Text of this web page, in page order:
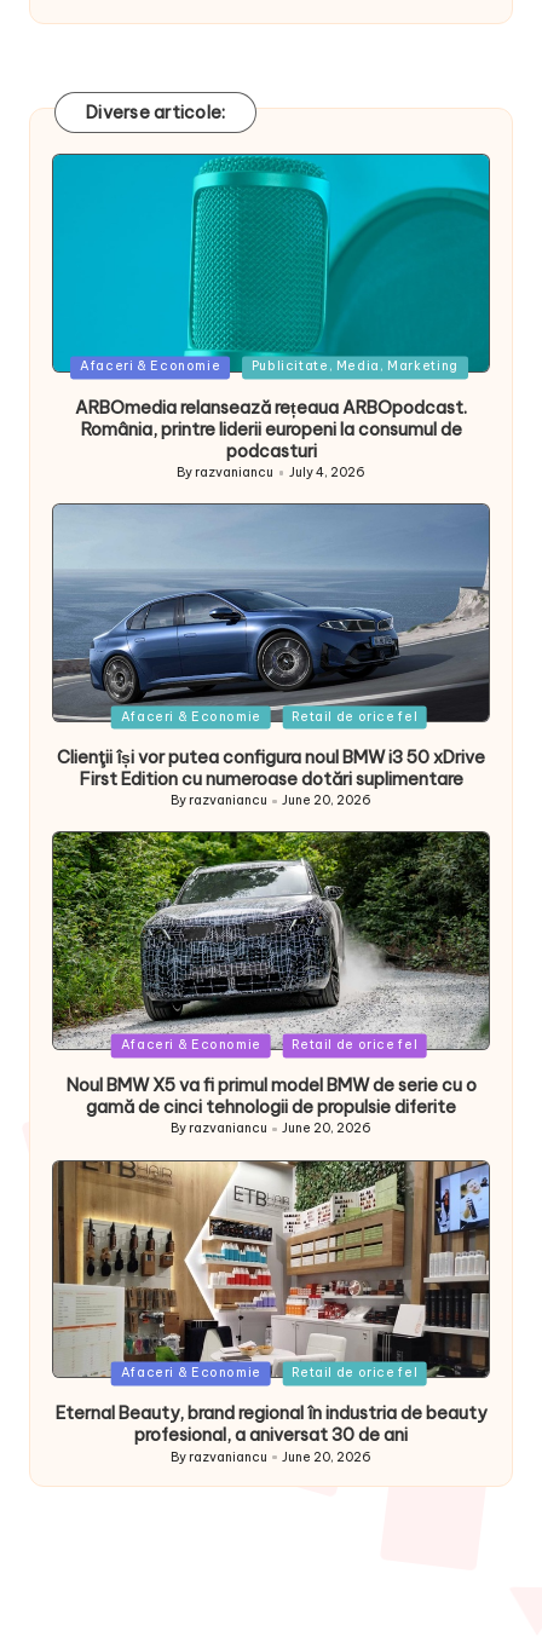
Diverse articole:
Posted
Afaceri & Economie Publicitate, Media, Marketing
ARBOmedia relansează rețeaua ARBOpodcast.
România, printre liderii europeni la consumul de
podcasturi
Posted
By razvaniancu July 4, 2026
Posted
Afaceri & Economie Retail de orice fel
Clienţii își vor putea configura noul BMW i3 50 xDrive
First Edition cu numeroase dotări suplimentare
Posted
By razvaniancu June 20, 2026
Posted
Afaceri & Economie Retail de orice fel
Noul BMW X5 va fi primul model BMW de serie cu o
gamă de cinci tehnologii de propulsie diferite
Posted
By razvaniancu June 20, 2026
Posted
Afaceri & Economie Retail de orice fel
Eternal Beauty, brand regional în industria de beauty
profesional, a aniversat 30 de ani
Posted
By razvaniancu June 20, 2026